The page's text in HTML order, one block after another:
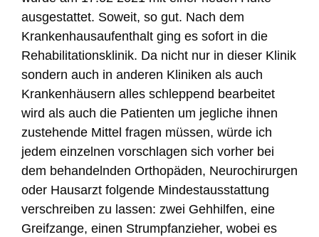
ausgestattet. Soweit, so gut. Nach dem
Krankenhausaufenthalt ging es sofort in die
Rehabilitationsklinik. Da nicht nur in dieser Klinik
sondern auch in anderen Kliniken als auch
Krankenhäusern alles schleppend bearbeitet
wird als auch die Patienten um jegliche ihnen
zustehende Mittel fragen müssen, würde ich
jedem einzelnen vorschlagen sich vorher bei
dem behandelnden Orthopäden, Neurochirurgen
oder Hausarzt folgende Mindestausstattung
verschreiben zu lassen: zwei Gehhilfen, eine
Greifzange, einen Strumpfanzieher, wobei es